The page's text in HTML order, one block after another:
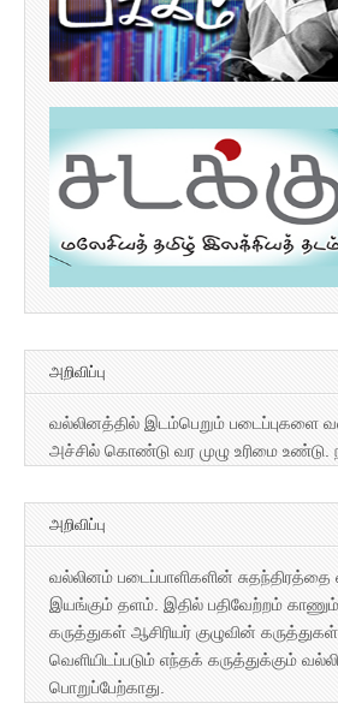
அறிவிப்பு
வல்லினத்தில் இடம்பெறும் படைப்புகளை
அச்சில் கொண்டு வர முழு உரிமை உண்டு.
அறிவிப்பு
வல்லினம் படைப்பாளிகளின் சுதந்திரத்தை
இயங்கும் தளம். இதில் பதிவேற்றம்
கருத்துகள் ஆசிரியர் குழுவின்
வெளியிடப்படும் எந்தக் கருத்துக்கும்
பொறுப்பேற்காது.